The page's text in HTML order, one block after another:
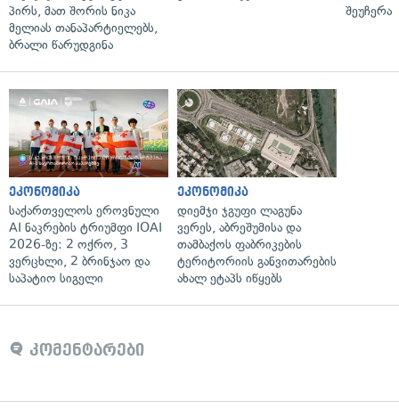
პირს, მათ შორის ნიკა
მელიას თანაპარტიელებს,
ბრალი წარუდგინა
შეუჩერა
ეკონომიკა
საქართველოს ეროვნული
AI ნაკრების ტრიუმფი IOAI
2026-ზე: 2 ოქრო, 3
ვერცხლი, 2 ბრინჯაო და
საპატიო სიგელი
ეკონომიკა
დიემჯი ჯგუფი ლაგუნა
ვერეს, აბრეშუმისა და
თამბაქოს ფაბრიკების
ტერიტორიის განვითარების
ახალ ეტაპს იწყებს
კომენტარები